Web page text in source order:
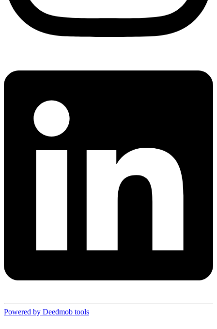
Powered by Deedmob tools